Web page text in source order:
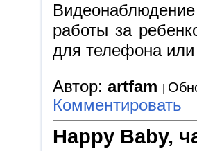
работы за
для телефона
Автор: artfam
Комментировать
Happy Baby,